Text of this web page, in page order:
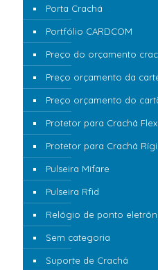
Porta Crachá
Portfólio CARDCOM
Preço do orçamento
Preço orçamento da
Preço orçamento do
Protetor para Crachá
Protetor para Crachá
Pulseira Mifare
Pulseira Rfid
Relógio de ponto
Sem categoria
Suporte de Crachá